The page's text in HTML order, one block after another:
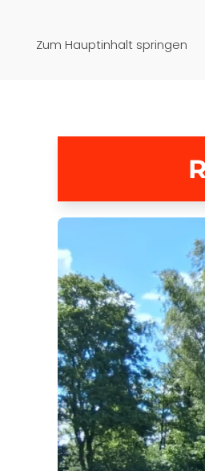
Zum Hauptinhalt springen
Pfaffenwinkel-